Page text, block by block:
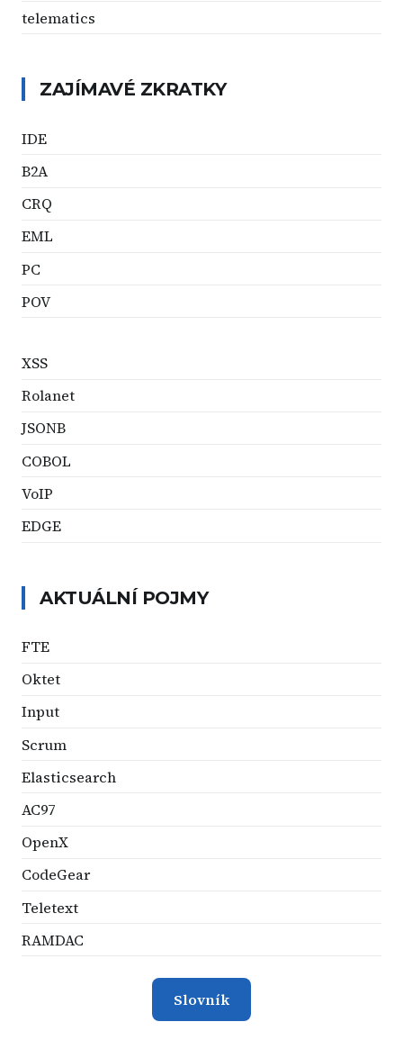
telematics
ZAJÍMAVÉ ZKRATKY
IDE
B2A
CRQ
EML
PC
POV
XSS
Rolanet
JSONB
COBOL
VoIP
EDGE
AKTUÁLNÍ POJMY
FTE
Oktet
Input
Scrum
Elasticsearch
AC97
OpenX
CodeGear
Teletext
RAMDAC
Slovník